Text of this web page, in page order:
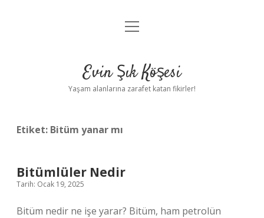
Anasayfa
Yasal Uyarı
menüyü
Evin Şık Köşesi
Yaşam alanlarına zarafet katan fikirler!
Etiket: Bitüm yanar mı
Bitümlüler Nedir
Tarih: Ocak 19, 2025
Bitüm nedir ne işe yarar? Bitüm, ham petrolün